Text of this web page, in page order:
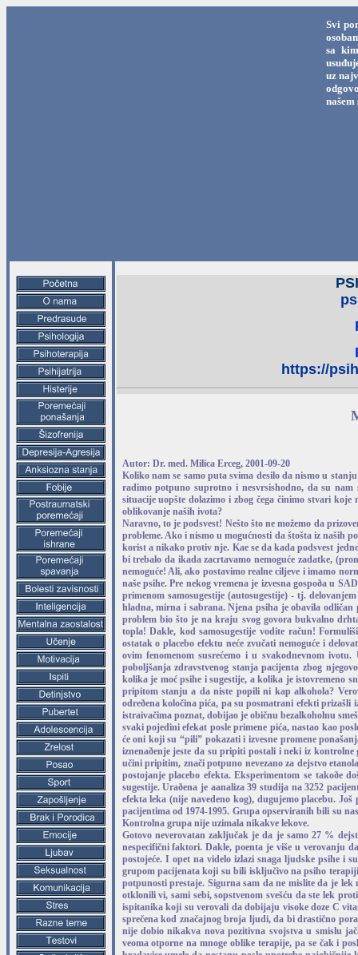
Svi
sa
uz
https://
Autor: Dr. med. Milica Erceg, 2001-09-20
Koliko nam se samo puta svima desilo da nismo u
radimo potpuno suprotno i nesvrsishodno, da su
situacije uopšte dolazimo i zbog čega činimo stvari
oblikovanje naših ‍ivota?
Naravno, to je podsvest! Nešto što ne mo‍žemo da
probleme. Ako i nismo u mogućnosti da štošta iz naših
korist a nikako protiv nje. Ka‍e se da kada podsvest
bi trebalo da ikada zacrtavamo nemoguće zadatke,
nemoguće! Ali, ako postavimo realne ciljeve i imamo
naše psihe. Pre nekog vremena je izvesna gospoða u
primenom samosugestije (autosugestije) - tj.
hladna, mirna i sabrana. Njena psiha je obavila
problem bio što je na kraju svog govora bukvalno
topla! Dakle, kod samosugestije vodite račun!
ostatak o placebo efektu neće zvučati nemoguće i
ovim fenomenom susrećemo i u svakodnevnom
poboljšanja zdravstvenog stanja pacijenta zbog
kolika je moć psihe i sugestije, a kolika je istovremeno
pripitom stanju a da niste popili ni kap alkohola?
odreðena koločina pića, pa su posmatrani efekti
istra‍ivačima poznat, dobijao je običnu bezalkoholnu
svaki pojedini efekat posle primene pića, nastao kao
će oni koji su “pili” pokazati i izvesne promene
iznenaðenje jeste da su pripiti postali i neki iz
učini pripitim, znači potpuno nevezano za dejstvo
postojanje placebo efekta. Eksperimentom se takoðe
sugestije. Uraðena je aanaliza 39 studija na 3252
efekta leka (nije navedeno kog), dugujemo placebu.
pacijentima od 1974-1995. Grupa opserviranih bili su
Kontrolna grupa nije uzimala nikakve lekove.
Gotovo neverovatan zaključak je da je samo 27 %
nespecifični faktori. Dakle, poenta je više u verovanju
postojeće. I opet na videlo izlazi snaga ljudske psihe i
grupom pacijenata koji su bili isključivo na psiho
potpunosti prestaje. Sigurna sam da ne mislite da je
otklonili vi, sami sebi, sopstvenom svešću da ste lek
ispitanika koji su verovali da dobijaju visoke doze C
sprečena kod značajnog broja ljudi, da bi drastično
nije dobio nikakva nova pozitivna svojstva u smislu
veoma otporne na mnoge oblike terapije, pa se čak i